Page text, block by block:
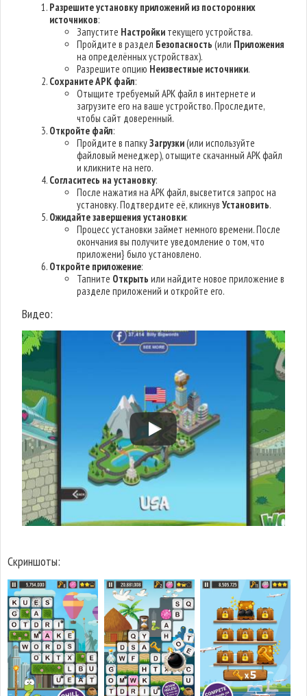
Разрешите установку приложений из посторонних
источников:
Запустите Настройки текущего устройства.
Пройдите в раздел Безопасность (или Приложения
на определённых устройствах).
Разрешите опцию Неизвестные источники.
Сохраните APK файл:
Отыщите требуемый APK файл в интернете и
загрузите его на ваше устройство. Проследите,
чтобы сайт доверенный.
Откройте файл:
Пройдите в папкуЗагрузки(или используйте
файловый менеджер), отыщите скачанный APK файл
и кликните на него.
Согласитесь на установку:
После нажатия на APK файл, высветится запрос на
установку. Подтвердите её, кликнувУстановить.
Ожидайте завершения установки:
Процесс установки займет немного времени. После
окончания вы получите уведомление о том, что
приложени} было установлено.
Откройте приложение:
Тапните Открыть или найдите новое приложение в
разделе приложений и откройте его.
Видео:
Скриншоты: